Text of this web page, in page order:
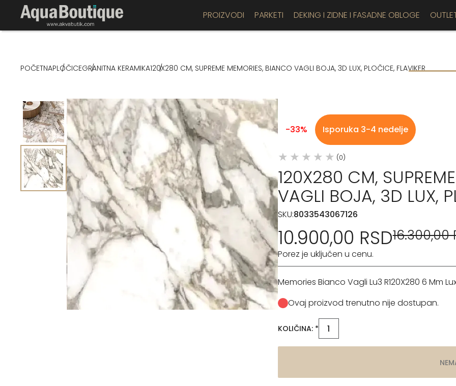
PROIZVODI PARKETI DEKING I ZIDNE I FASADNE OBLOGE
POČETNAPLOČICEGRANITNA KERAMIKA120X280 CM, SUPREME MEMORIES, BIANCO VAGLI BOJA, 3D LUX, PLOČICE, FLAVIKER
-33% Isporuka 3-4 nedelje
(0)
120X280 CM,
VAGLI BOJA, 3D LUX,
SKU:8033543067126
10.900,00 RSD16.300,00
Porez je uključen u cenu.
Memories Bianco Vagli Lu3 R120X280 6 Mm
Ovaj proizvod trenutno nije dostupan.
KOLIČINA: *